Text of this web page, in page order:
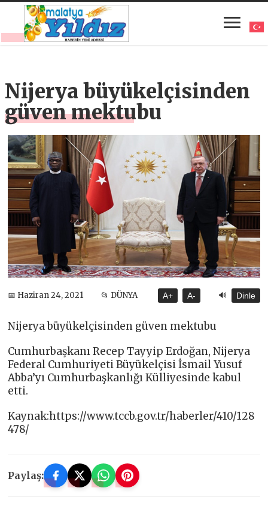
Nijerya büyükelçisinden
güven mektubu
📅 Haziran 24, 2021 📂 DÜNYA A+ A- 🔊 Dinle
Nijerya büyükelçisinden güven mektubu
Cumhurbaşkanı Recep Tayyip Erdoğan, Nijerya
Federal Cumhuriyeti Büyükelçisi İsmail Yusuf
Abba’yı Cumhurbaşkanlığı Külliyesinde kabul
etti.
Kaynak:https://www.tccb.gov.tr/haberler/410/128
478/
Paylaş: